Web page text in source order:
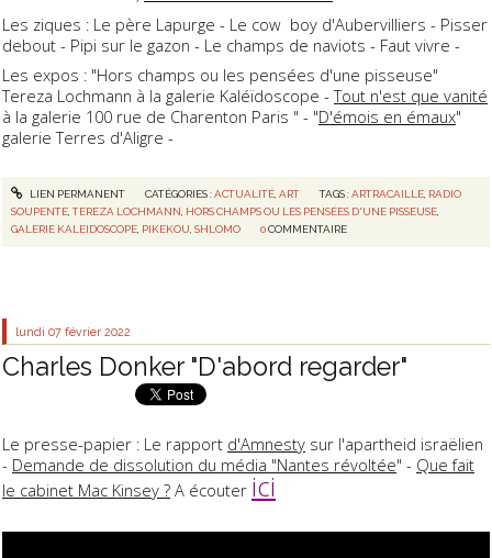
Les ziques : Le père Lapurge - Le cow boy d'Aubervilliers - Pisser
debout - Pipi sur le gazon - Le champs de naviots - Faut vivre -
Les expos : "Hors champs ou les pensées d'une pisseuse"
Tereza Lochmann à la galerie Kaléïdoscope -Tout n'est que vanité
à la galerie 100 rue de Charenton Paris " - "D'émois en émaux"
galerie Terres d'Aligre -
LIEN PERMANENT CATÉGORIES :ACTUALITÉ, ART TAGS :ARTRACAILLE, RADIO
SOUPENTE,TEREZA LOCHMANN, HORS CHAMPS OU LES PENSÉES D'UNE PISSEUSE,
GALERIE KALEIDOSCOPE, PIKEKOU,SHLOMO 0 COMMENTAIRE
lundi 07 février 2022
Charles Donker "D'abord regarder"
Le presse-papier : Le rapport d'Amnesty sur l'apartheid israëlien
- Demande de dissolution du média "Nantes révoltée" - Que fait
le cabinet Mac Kinsey ? A écouter ici